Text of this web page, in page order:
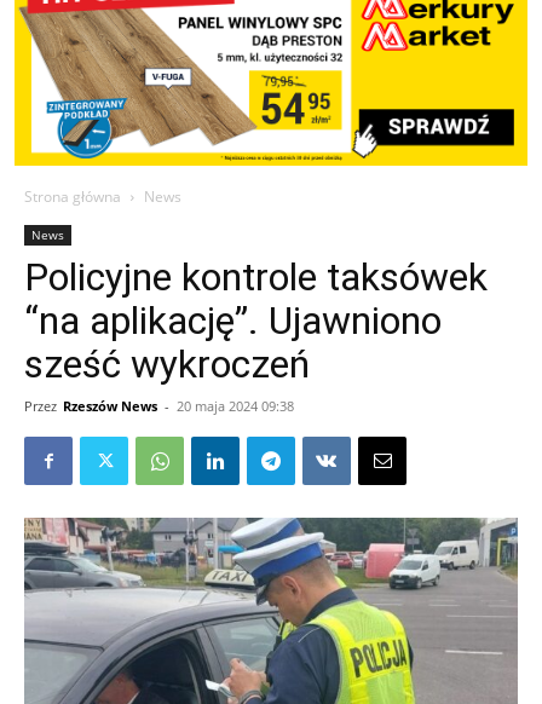
Strona główna News
News
Policyjne kontrole taksówek
“na aplikację”. Ujawniono
sześć wykroczeń
Przez Rzeszów News - 20 maja 2024 09:38